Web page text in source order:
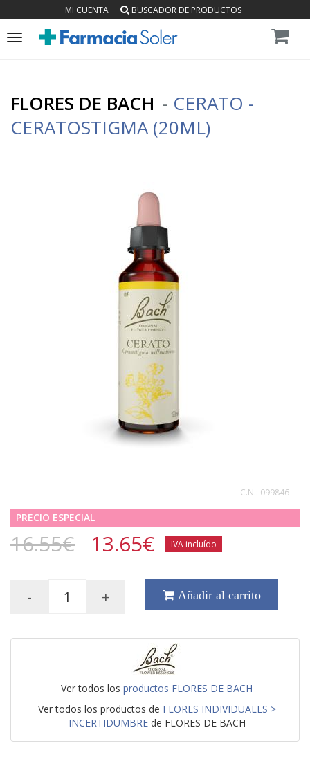
MI CUENTA BUSCADOR DE PRODUCTOS
Toggle
FLORES DE BACH - CERATO -
CERATOSTIGMA (20ML)
C.N.: 099846
PRECIO ESPECIAL
16.55€ 13.65€ IVA incluído
- + Añadir al carrito
Ver todos los productos FLORES DE BACH
Ver todos los productos de FLORES INDIVIDUALES >
INCERTIDUMBREde FLORES DE BACH